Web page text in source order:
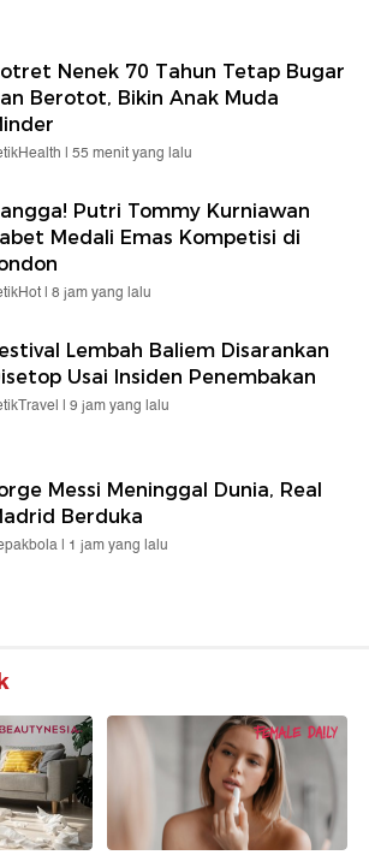
Nenek 70 Tahun Tetap Bugar
Berotot, Bikin Anak Muda
| 55 menit yang lalu
Putri Tommy Kurniawan
Medali Emas Kompetisi di
| 8 jam yang lalu
Lembah Baliem Disarankan
Usai Insiden Penembakan
| 9 jam yang lalu
Messi Meninggal Dunia, Real
Berduka
| 1 jam yang lalu